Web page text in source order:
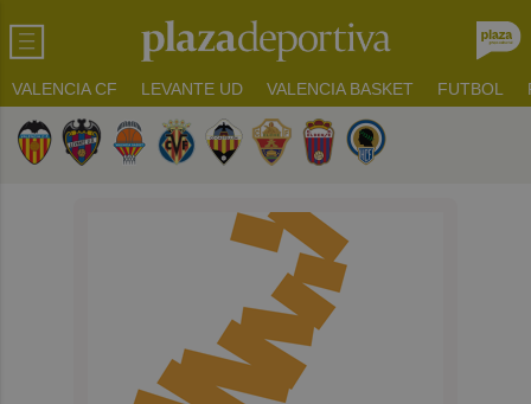
VALENCIA CF LEVANTE UD VALENCIA BASKET FUTBOL